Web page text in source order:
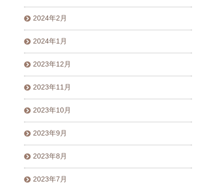
2024年2月
2024年1月
2023年12月
2023年11月
2023年10月
2023年9月
2023年8月
2023年7月